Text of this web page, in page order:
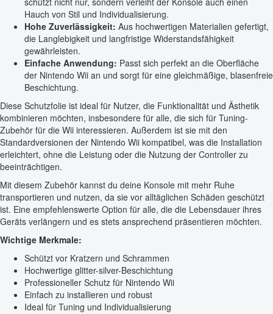
Hauch von Stil und Individualisierung.
Hohe Zuverlässigkeit: Aus hochwertigen Materialien gefertigt,
die Langlebigkeit und langfristige Widerstandsfähigkeit
gewährleisten.
Einfache Anwendung: Passt sich perfekt an die Oberfläche
der Nintendo Wii an und sorgt für eine gleichmäßige, blasenfreie
Beschichtung.
Diese Schutzfolie ist ideal für Nutzer, die Funktionalität und Ästhetik
kombinieren möchten, insbesondere für alle, die sich für Tuning-
Zubehör für die Wii interessieren. Außerdem ist sie mit den
Standardversionen der Nintendo Wii kompatibel, was die Installation
erleichtert, ohne die Leistung oder die Nutzung der Controller zu
beeinträchtigen.
Mit diesem Zubehör kannst du deine Konsole mit mehr Ruhe
transportieren und nutzen, da sie vor alltäglichen Schäden geschützt
ist. Eine empfehlenswerte Option für alle, die die Lebensdauer ihres
Geräts verlängern und es stets ansprechend präsentieren möchten.
Wichtige Merkmale:
Schützt vor Kratzern und Schrammen
Hochwertige glitter-silver-Beschichtung
Professioneller Schutz für Nintendo Wii
Einfach zu installieren und robust
Ideal für Tuning und Individualisierung